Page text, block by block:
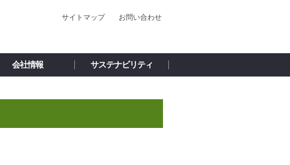
サイトマップ お問い合わせ
会社情報 サステナビリティ